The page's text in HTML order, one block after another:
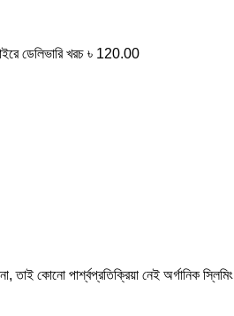
ডেলিভারি খরচ ৳ 120.00
তাই কোনো পার্শ্বপ্রতিক্রিয়া নেই অর্গানিক স্লিমিং